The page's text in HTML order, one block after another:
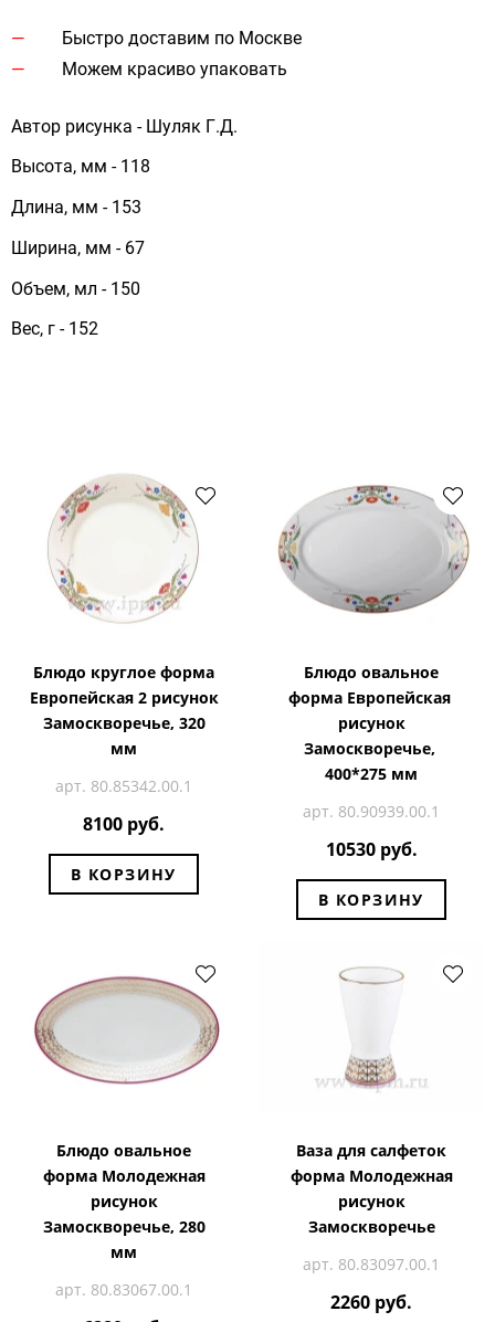
Быстро доставим по Москве
Можем красиво упаковать
Автор рисунка - Шуляк Г.Д.
Высота, мм - 118
Длина, мм - 153
Ширина, мм - 67
Объем, мл - 150
Вес, г - 152
Блюдо круглое форма
Европейская 2 рисунок
Замоскворечье, 320
мм
арт. 80.85342.00.1
8100 руб.
В КОРЗИНУ
Блюдо овальное
форма Европейская
рисунок
Замоскворечье,
400*275 мм
арт. 80.90939.00.1
10530 руб.
В КОРЗИНУ
Блюдо овальное
форма Молодежная
рисунок
Замоскворечье, 280
мм
арт. 80.83067.00.1
Ваза для салфеток
форма Молодежная
рисунок
Замоскворечье
арт. 80.83097.00.1
2260 руб.